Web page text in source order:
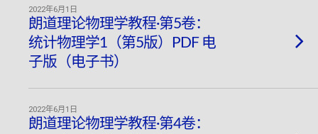
2022年6月1日
朗道理论物理学教程·第5卷：
统计物理学1（第5版）PDF 电
子版（电子书）
2022年6月1日
朗道理论物理学教程·第4卷：